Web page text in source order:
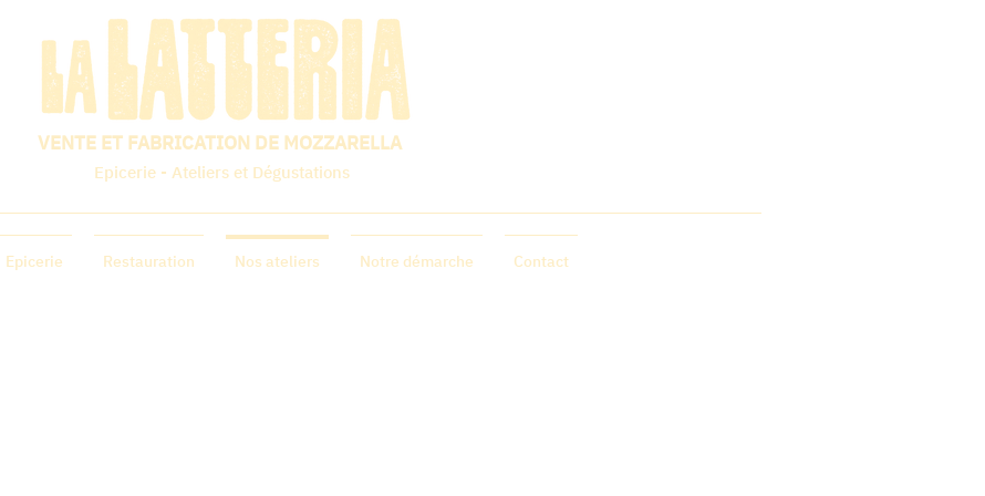
VENTE ET FABRICATION DE MOZZARELLA
Epicerie - Ateliers et Dégustations
Epicerie Restauration Nos ateliers Notre démarche Contact